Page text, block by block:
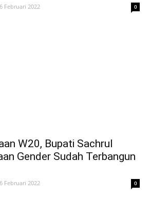
Februari 2022 0
W20, Bupati Sachrul
Gender Sudah Terbangun
Februari 2022 0